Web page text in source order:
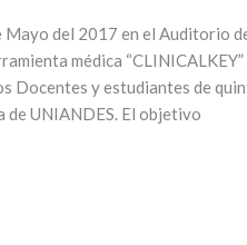
Mayo del 2017 en el Auditorio
médica
Docentes y estudiantes de
de UNIANDES. El objetivo